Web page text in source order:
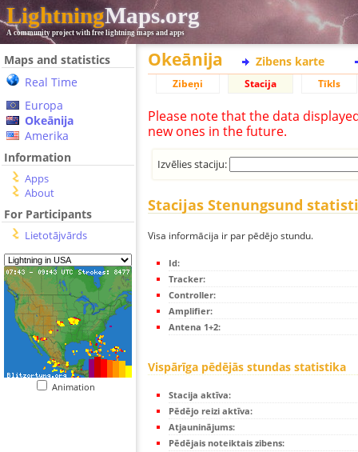
LightningMaps.org
A community project with free lightning maps and apps
Maps and statistics
Real Time
Europa
Okeānija
Amerika
Information
Apps
About
For Participants
Lietotājvārds
Animation
Okeānija Zibens karte
Zibeņi Stacija Tīkls
Please note that the data
new ones in the future.
Izvēlies staciju:
Stacijas Stenungsund
Visa informācija ir par pēdējo stundu.
Id:
Tracker:
Controller:
Amplifier:
Antena 1+2:
Vispārīga pēdējās stundas statistika
Stacija aktīva:
Pēdējo reizi aktīva:
Atjauninājums:
Pēdējais noteiktais zibens: